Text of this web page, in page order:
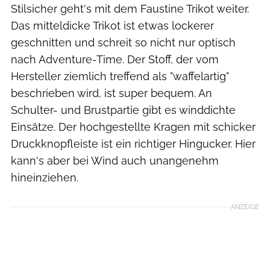
Stilsicher geht's mit dem Faustine Trikot weiter.
Das mitteldicke Trikot ist etwas lockerer
geschnitten und schreit so nicht nur optisch
nach Adventure-Time. Der Stoff, der vom
Hersteller ziemlich treffend als "waffelartig"
beschrieben wird, ist super bequem. An
Schulter- und Brustpartie gibt es winddichte
Einsätze. Der hochgestellte Kragen mit schicker
Druckknopfleiste ist ein richtiger Hingucker. Hier
kann's aber bei Wind auch unangenehm
hineinziehen.
ANZEIGE